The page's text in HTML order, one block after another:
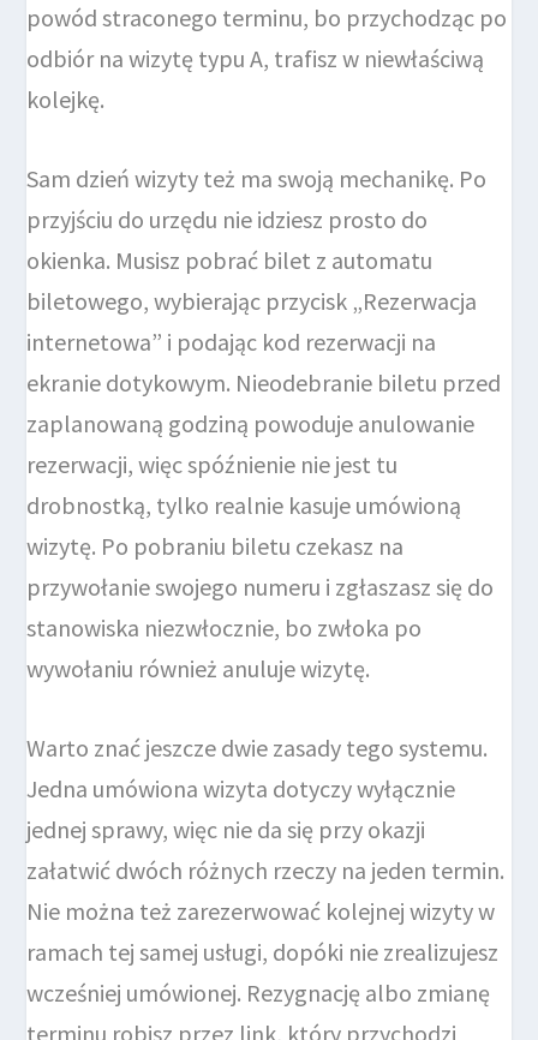
powód straconego terminu, bo przychodząc po
odbiór na wizytę typu A, trafisz w niewłaściwą
kolejkę.
Sam dzień wizyty też ma swoją mechanikę. Po
przyjściu do urzędu nie idziesz prosto do
okienka. Musisz pobrać bilet z automatu
biletowego, wybierając przycisk „Rezerwacja
internetowa” i podając kod rezerwacji na
ekranie dotykowym. Nieodebranie biletu przed
zaplanowaną godziną powoduje anulowanie
rezerwacji, więc spóźnienie nie jest tu
drobnostką, tylko realnie kasuje umówioną
wizytę. Po pobraniu biletu czekasz na
przywołanie swojego numeru i zgłaszasz się do
stanowiska niezwłocznie, bo zwłoka po
wywołaniu również anuluje wizytę.
Warto znać jeszcze dwie zasady tego systemu.
Jedna umówiona wizyta dotyczy wyłącznie
jednej sprawy, więc nie da się przy okazji
załatwić dwóch różnych rzeczy na jeden termin.
Nie można też zarezerwować kolejnej wizyty w
ramach tej samej usługi, dopóki nie zrealizujesz
wcześniej umówionej. Rezygnację albo zmianę
terminu robisz przez link, który przychodzi